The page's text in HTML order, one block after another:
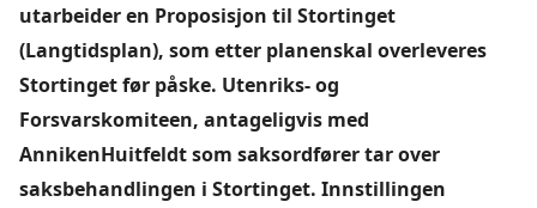
utarbeider en Proposisjon til Stortinget
(Langtidsplan), som etter planenskal overleveres
Stortinget før påske. Utenriks- og
Forsvarskomiteen, antageligvis med
AnnikenHuitfeldt som saksordfører tar over
saksbehandlingen i Stortinget. Innstillingen